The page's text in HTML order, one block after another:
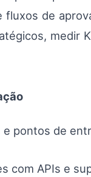
fluxos de
medir
pontos de
com APIs e